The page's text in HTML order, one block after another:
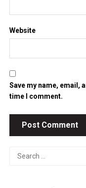
Website
Save my name, email,
time I comment.
Search